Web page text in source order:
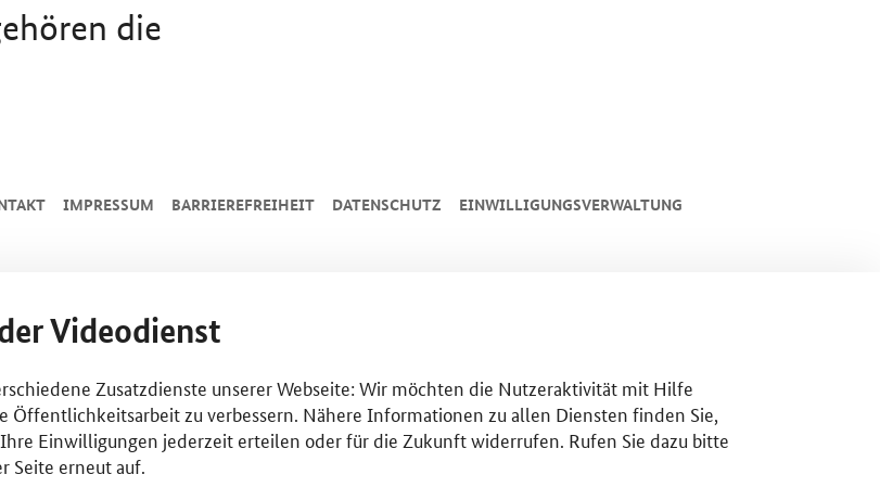
die
IMPRESSUM BARRIEREFREIHEIT DATENSCHUTZ EINWILLIGUNGSVERWALTUNG
Videodienst
Zusatzdienste unserer Webseite: Wir möchten die Nutzeraktivität mit Hilfe
zu verbessern. Nähere Informationen zu allen Diensten finden Sie,
Einwilligungen jederzeit erteilen oder für die Zukunft widerrufen. Rufen Sie dazu bitte
Seite erneut auf.